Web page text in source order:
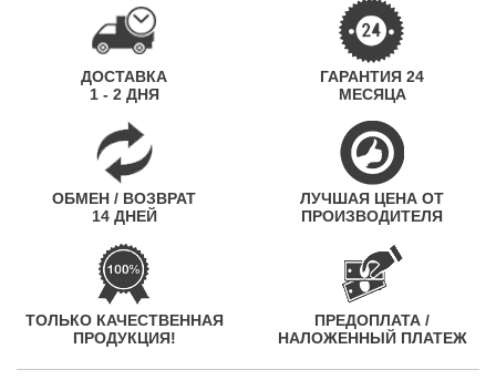
ДОСТАВКА
1 - 2 ДНЯ
ГАРАНТИЯ 24
МЕСЯЦА
ОБМЕН / ВОЗВРАТ
14 ДНЕЙ
ЛУЧШАЯ ЦЕНА ОТ
ПРОИЗВОДИТЕЛЯ
ТОЛЬКО КАЧЕСТВЕННАЯ
ПРОДУКЦИЯ!
ПРЕДОПЛАТА /
НАЛОЖЕННЫЙ ПЛАТЕЖ